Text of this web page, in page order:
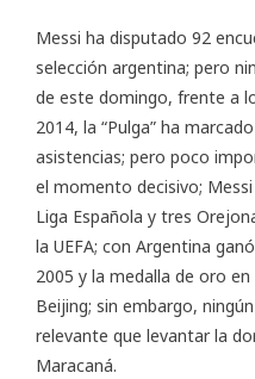
Messi ha disputado 92
selección argentina; pero
de este domingo, frente a
2014, la “Pulga” ha
asistencias; pero poco
el momento decisivo;
Liga Española y tres
la UEFA; con Argentina
2005 y la medalla de oro
Beijing; sin embargo,
relevante que levantar la
Maracaná.